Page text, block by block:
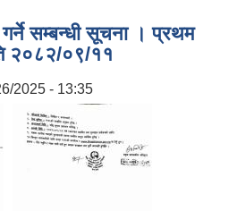
गर्ने सम्बन्धी सूचना । प्रथम
२०८२/०९/११
2025 - 13:35